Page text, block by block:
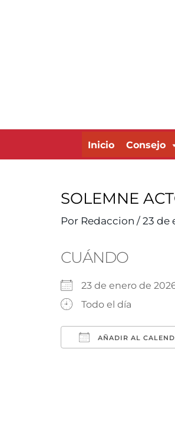
Inicio Consejo
SOLEMNE
Por Redaccion / 23 de
CUÁNDO
23 de enero de
Todo el día
AÑADIR AL